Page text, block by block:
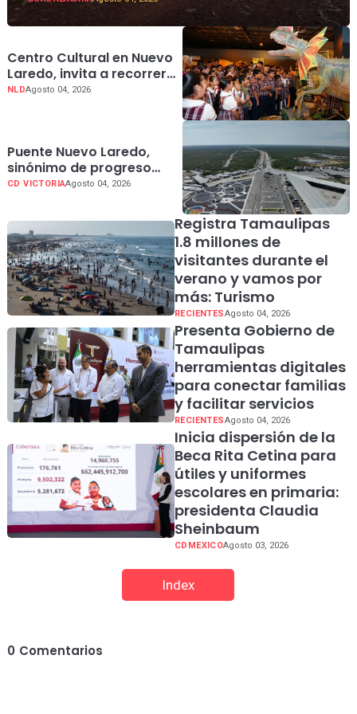
Centro Cultural en Nuevo
Laredo, invita a recorrer
Dinofrontera en sus
NLDAgosto 04, 2026
Puente Nuevo Laredo,
sinónimo de progreso
para Tamaulipas
CD VICTORIAAgosto 04, 2026
Registra Tamaulipas
1.8 millones de
visitantes durante el
verano y vamos por
más: Turismo
RECIENTESAgosto 04, 2026
Presenta Gobierno de
Tamaulipas
herramientas digitales
para conectar familias
y facilitar servicios
RECIENTESAgosto 04, 2026
Inicia dispersión de la
Beca Rita Cetina para
útiles y uniformes
escolares en primaria:
presidenta Claudia
Sheinbaum
CDMEXICOAgosto 03, 2026
Index
0 Comentarios